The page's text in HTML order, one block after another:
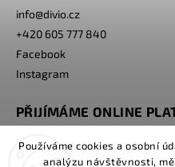
Používáme cookies a osobní
analýzu návštěvnosti,
info@divio.cz
+420 605 777 840
Facebook
Instagram
PŘIJÍMÁME ONLINE